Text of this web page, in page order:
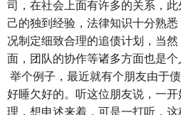
司，在社会上面有许多的关系，
己的独到经验，法律知识十分熟
况制定细致合理的追债计划，当
面，团队的协作等诸多方面也是个
举个例子，最近就有个朋友由于
好睡欠好的。听这位朋友说，一
理，想申述来着，可是一打听，